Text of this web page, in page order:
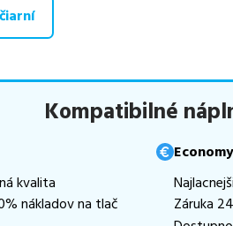
spĺňajúca normy ISO 9001 a 14001,
20,44€
úlohu aj dostupnosť. Preto
riešenie je pre vaše potreby
Kompatibilné
kvalita
nákladov na tlač
Economy
Záruka